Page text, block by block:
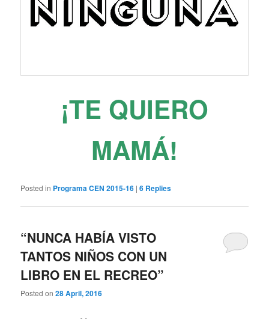
¡TE QUIERO
MAMÁ!
Posted in Programa CEN 2015-16 |6 Replies
“NUNCA HABÍA VISTO
TANTOS NIÑOS CON UN
LIBRO EN EL RECREO”
Posted on28 April, 2016